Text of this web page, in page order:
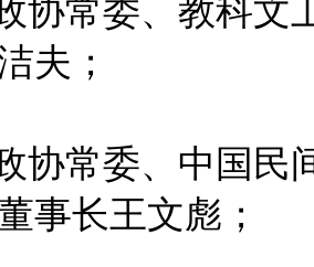
协常委、教科文
夫；
协常委、中国民
事长王文彪；